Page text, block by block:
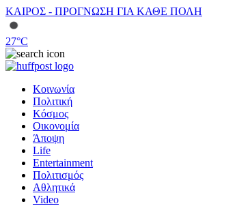
ΚΑΙΡΟΣ - ΠΡΟΓΝΩΣΗ ΓΙΑ ΚΑΘΕ ΠΟΛΗ
27°C
Κοινωνία
Πολιτική
Κόσμος
Οικονομία
Άποψη
Life
Entertainment
Πολιτισμός
Αθλητικά
Video